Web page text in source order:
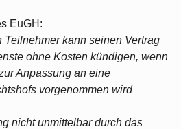
EuGH:
Teilnehmer kann seinen Vertrag
ohne Kosten kündigen, wenn
Anpassung an eine
vorgenommen wird
nicht unmittelbar durch das